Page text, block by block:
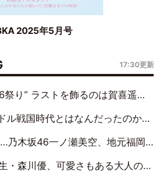
2025年5月号
17:30更新
喜遥香…5年ぶりの登場に「5年分大人になった私を見ていただけたら」
古川未鈴×相沢梨紗「『ハロプロやりたかったな』って言ったら、夢眠ねむさんに『てめえはでんぱ組．incなんだよ！』って肩パンされて(笑)」
美空、地元福岡『めんべい25周年トップサポーター』に就任
森川優、可愛さもある大人の女性に